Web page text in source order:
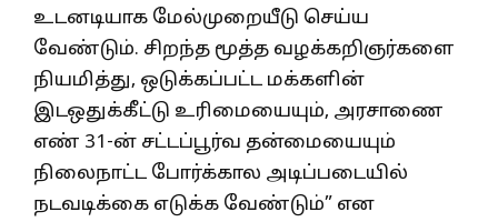
உடனடியாக மேல்முறையீடு செய்ய
வேண்டும். சிறந்த மூத்த வழக்கறிஞர்களை
நியமித்து, ஒடுக்கப்பட்ட மக்களின்
இடஒதுக்கீட்டு உரிமையையும், அரசாணை
எண் 31-ன் சட்டப்பூர்வ தன்மையையும்
நிலைநாட்ட போர்க்கால அடிப்படையில்
நடவடிக்கை எடுக்க வேண்டும்” என